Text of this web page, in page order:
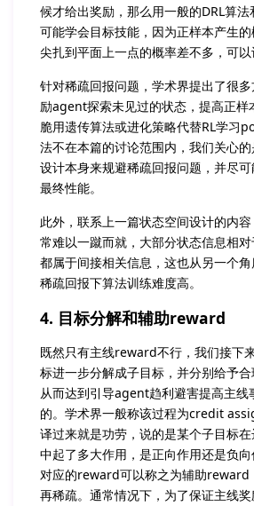
候才给出奖励，那么用一般的DRL算
可能学会目标技能，因为正样本产生
尖扎到平面上一点的概率差不多，可以
针对稀疏回报问题，学术界提出了很
励agent探索未见过的状态，提高正样
脆用遗传算法或进化策略代替RL学习
法不在本篇的讨论范围内，我们关心
设计本身来规避稀疏回报问题，并尽
最终性能。
此外，联系上一篇状态空间设计的内
常难以一蹴而就，大部分状态信息相
都属于间接相关信息，这也从另一个
稀疏回报下算法训练难度高。
4. 目标分解和辅助reward
既然只有主线reward不行，我们接下
标进一步分解成子目标，并分别给予合
从而达到引导agent趋利避害提高主线
的。学术界一般称该过程为credit
译过来就是功劳，说的是某个子目标
中起了多大作用，是正向作用还是负
对应的reward可以称之为辅助
再稀疏。通常情况下，为了保证主线